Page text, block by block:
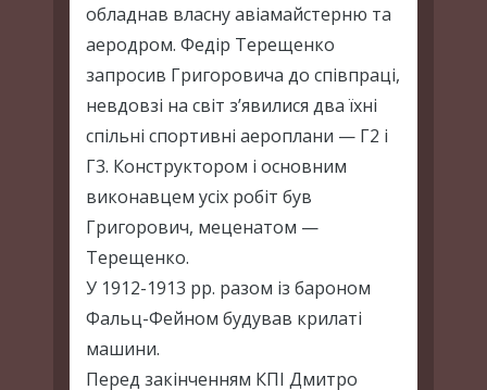
обладнав власну авіамайстерню та
аеродром. Федір Терещенко
запросив Григоровича до співпраці,
невдовзі на світ з’явилися два їхні
спільні спортивні аероплани — Г2 і
Г3. Конструктором і основним
виконавцем усіх робіт був
Григорович, меценатом —
Терещенко.
У 1912-1913 рр. разом із бароном
Фальц-Фейном будував крилаті
машини.
Перед закінченням КПІ Дмитро